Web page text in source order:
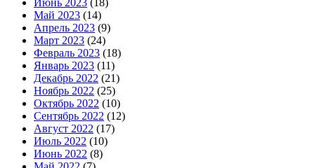
Июнь 2023 (18)
Май 2023 (14)
Апрель 2023 (9)
Март 2023 (24)
Февраль 2023 (18)
Январь 2023 (11)
Декабрь 2022 (21)
Ноябрь 2022 (25)
Октябрь 2022 (10)
Сентябрь 2022 (12)
Август 2022 (17)
Июль 2022 (10)
Июнь 2022 (8)